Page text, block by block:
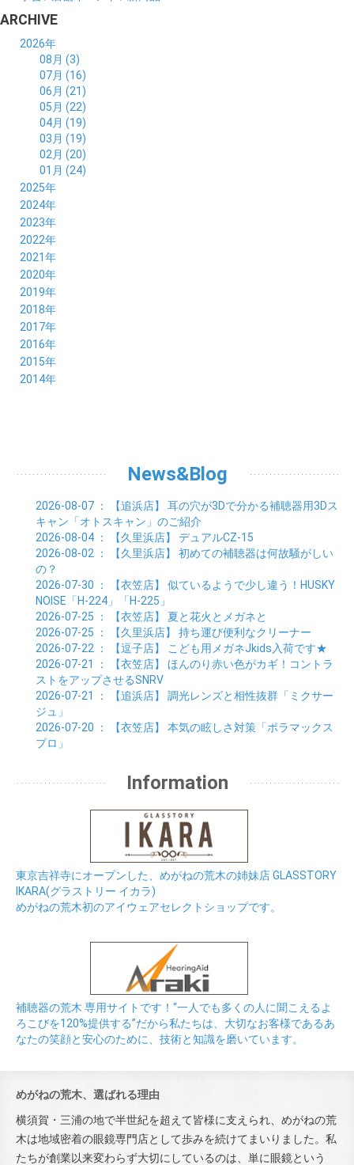
ARCHIVE
2026年
08月 (3)
07月 (16)
06月 (21)
05月 (22)
04月 (19)
03月 (19)
02月 (20)
01月 (24)
2025年
12月 (14)
11月 (17)
10月 (21)
09月 (20)
08月 (20)
07月 (18)
06月 (22)
05月 (21)
04月 (19)
03月 (19)
02月 (19)
01月 (21)
2024年
12月 (19)
11月 (21)
10月 (23)
09月 (23)
08月 (20)
07月 (21)
06月 (22)
05月 (18)
04月 (26)
03月 (23)
02月 (29)
2023年
12月 (19)
11月 (19)
10月 (20)
09月 (22)
08月 (24)
07月 (26)
06月 (25)
05月 (28)
04月 (26)
03月 (30)
2022年
12月 (36)
11月 (16)
10月 (22)
09月 (20)
08月 (18)
07月 (21)
06月 (23)
05月 (25)
04月 (20)
2021年
12月 (18)
11月 (19)
10月 (20)
09月 (24)
08月 (35)
07月 (17)
06月 (25)
05月 (31)
2020年
12月 (19)
11月 (23)
10月 (24)
09月 (29)
08月 (26)
07月 (25)
06月 (21)
2019年
12月 (26)
11月 (21)
10月 (26)
09月 (26)
08月 (31)
07月 (22)
2018年
12月 (22)
11月 (28)
10月 (23)
09月 (27)
08月 (24)
01月 (24)
2017年
12月 (20)
11月 (22)
10月 (21)
02月 (20)
01月 (23)
2016年
12月 (26)
11月 (21)
03月 (25)
02月 (30)
01月 (33)
2015年
12月 (36)
06月 (15)
04月 (9)
03月 (7)
02月 (7)
01月 (9)
2014年
News&Blog
2026-08-07 ： 【追浜店】 耳の穴が3Dで分かる補聴器用3Dス
キャン「オトスキャン」のご紹介
2026-08-04 ： 【久里浜店】 デュアルCZ-15
2026-08-02 ： 【久里浜店】 初めての補聴器は何故騒がしい
の？
2026-07-30 ： 【衣笠店】 似ているようで少し違う！HUSKY
NOISE「H-224」「H-225」
2026-07-25 ： 【衣笠店】 夏と花火とメガネと
2026-07-25 ： 【久里浜店】 持ち運び便利なクリーナー
2026-07-22 ： 【逗子店】
こども用メガネJkids入荷です★
2026-07-21
： 【衣笠店】 ほんのり赤い色がカギ！コントラ
ストをアップさせるSNRV
2026-07-21
： 【追浜店】 調光レンズと相性抜群「ミクサー
ジュ」
2026-07-20 ： 【衣笠店】 本気の眩しさ対策「ポラマックス
プロ」
Information
東京吉祥寺にオープンした、めがねの荒木の姉妹店 GLASSTORY
IKARA(グラストリー イカラ)
めがねの荒木初のアイウェアセレクトショップです。
補聴器の荒木 専用サイトです！“一人でも多くの人に聞こえるよ
ろこびを120%提供する”だから私たちは、大切なお客様であるあ
なたの笑顔と安心のために、技術と知識を磨いています。
めがねの荒木、選ばれる理由
横須賀・三浦の地で半世紀を超えて皆様に支えられ、めがねの荒
木は地域密着の眼鏡専門店として歩みを続けてまいりました。私
たちが創業以来変わらず大切にしているのは、単に眼鏡という